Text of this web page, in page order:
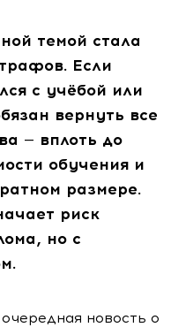
темой стала
Если
с учёбой или
вернуть все
— вплоть до
обучения и
размере.
риск
но с
новость о